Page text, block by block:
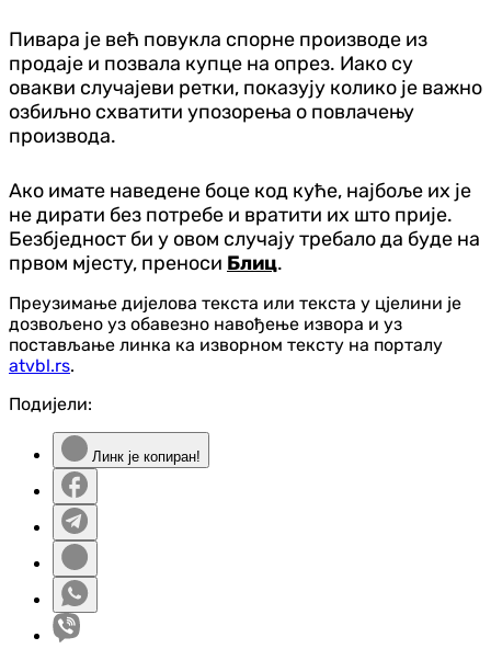
Пивара је већ повукла спорне производе из
продаје и позвала купце на опрез. Иако су
овакви случајеви ретки, показују колико је важно
озбиљно схватити упозорења о повлачењу
производа.
Ако имате наведене боце код куће, најбоље их је
не дирати без потребе и вратити их што прије.
Безбједност би у овом случају требало да буде на
првом мјесту, преноси Блиц.
Преузимање дијелова текста или текста у цјелини је
дозвољено уз обавезно навођење извора и уз
постављање линка ка изворном тексту на порталу
atvbl.rs.
Подијели:
Линк је копиран!